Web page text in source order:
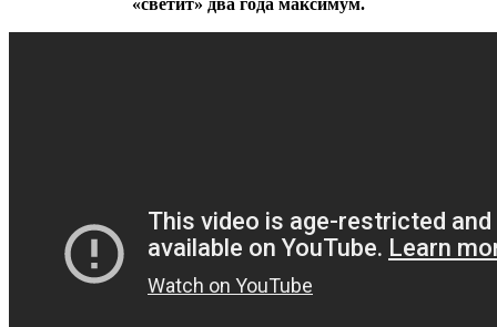
«светит» два года максимум.